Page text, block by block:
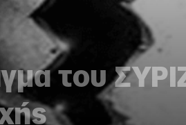
του